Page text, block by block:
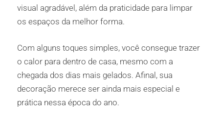
visual agradável, além da praticidade para limpar
os espaços da melhor forma.
Com alguns toques simples, você consegue trazer
o calor para dentro de casa, mesmo com a
chegada dos dias mais gelados. Afinal, sua
decoração merece ser ainda mais especial e
prática nessa época do ano.